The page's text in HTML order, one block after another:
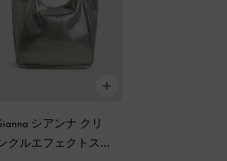
シアンナ クリ
クルエフェクトスラ